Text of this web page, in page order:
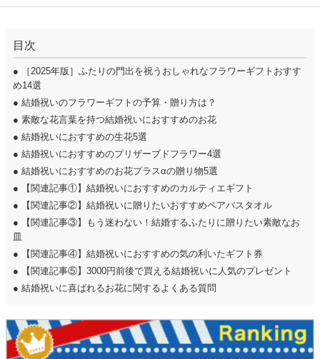
目次
● ［2025年版］ふたりの門出を祝うおしゃれなフラワーギフトおすす
め14選
● 結婚祝いのフラワーギフトの予算・贈り方は？
● 素敵な花言葉を持つ結婚祝いにおすすめのお花
● 結婚祝いにおすすめの生花5選
● 結婚祝いにおすすめのプリザーブドフラワー4選
● 結婚祝いにおすすめのお花プラスαの贈り物5選
● 【関連記事①】結婚祝いにおすすめのカルティエギフト
● 【関連記事②】結婚祝いに贈りたいおすすめペアバスタオル
● 【関連記事③】もう迷わない！結婚するふたりに贈りたい素敵なお
皿
● 【関連記事④】結婚祝いにおすすめの気の利いたギフト券
● 【関連記事⑤】3000円前後で買える結婚祝いに人気のプレゼント
● 結婚祝いに喜ばれるお花に関するよくある質問